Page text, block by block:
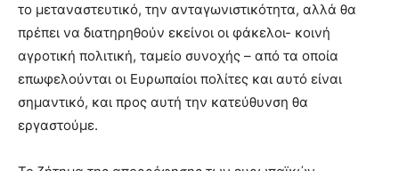
το μεταναστευτικό, την ανταγωνιστικότητα, αλλά θα
πρέπει να διατηρηθούν εκείνοι οι φάκελοι- κοινή
αγροτική πολιτική, ταμείο συνοχής – από τα οποία
επωφελούνται οι Ευρωπαίοι πολίτες και αυτό είναι
σημαντικό, και προς αυτή την κατεύθυνση θα
εργαστούμε.